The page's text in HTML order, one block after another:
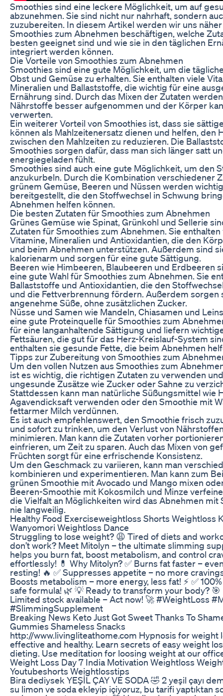
Smoothies sind eine leckere Möglichkeit, um auf
abzunehmen. Sie sind nicht nur nahrhaft, sondern
zuzubereiten. In diesem Artikel werden wir uns
Smoothies zum Abnehmen beschäftigen, welche
besten geeignet sind und wie sie in den täglichen
integriert werden können.
Die Vorteile von Smoothies zum Abnehmen
Smoothies sind eine gute Möglichkeit, um die
Obst und Gemüse zu erhalten. Sie enthalten viele
Mineralien und Ballaststoffe, die wichtig für eine
Ernährung sind. Durch das Mixen der Zutaten
Nährstoffe besser aufgenommen und der Körper
verwerten.
Ein weiterer Vorteil von Smoothies ist, dass sie
können als Mahlzeitenersatz dienen und helfen, den
zwischen den Mahlzeiten zu reduzieren. Die
Smoothies sorgen dafür, dass man sich länger satt
energiegeladen fühlt.
Smoothies sind auch eine gute Möglichkeit, um den
anzukurbeln. Durch die Kombination verschiedener
grünem Gemüse, Beeren und Nüssen werden
bereitgestellt, die den Stoffwechsel in Schwung
Abnehmen helfen können.
Die besten Zutaten für Smoothies zum Abnehmen
Grünes Gemüse wie Spinat, Grünkohl und Sellerie
Zutaten für Smoothies zum Abnehmen. Sie enthalten
Vitamine, Mineralien und Antioxidantien, die den
und beim Abnehmen unterstützen. Außerdem sind
kalorienarm und sorgen für eine gute Sättigung.
Beeren wie Himbeeren, Blaubeeren und Erdbeeren
eine gute Wahl für Smoothies zum Abnehmen. Sie
Ballaststoffe und Antioxidantien, die den
und die Fettverbrennung fördern. Außerdem sorgen
angenehme Süße, ohne zusätzlichen Zucker.
Nüsse und Samen wie Mandeln, Chiasamen und
eine gute Proteinquelle für Smoothies zum
für eine langanhaltende Sättigung und liefern
Fettsäuren, die gut für das Herz-Kreislauf-System
enthalten sie gesunde Fette, die beim Abnehmen
Tipps zur Zubereitung von Smoothies zum
Um den vollen Nutzen aus Smoothies zum
ist es wichtig, die richtigen Zutaten zu verwenden
ungesunde Zusätze wie Zucker oder Sahne zu
Stattdessen kann man natürliche Süßungsmittel wie
Agavendicksaft verwenden oder den Smoothie mit
fettarmer Milch verdünnen.
Es ist auch empfehlenswert, den Smoothie frisch
und sofort zu trinken, um den Verlust von
minimieren. Man kann die Zutaten vorher
einfrieren, um Zeit zu sparen. Auch das Mixen von
Früchten sorgt für eine erfrischende Konsistenz.
Um den Geschmack zu variieren, kann man
kombinieren und experimentieren. Man kann zum
grünen Smoothie mit Avocado und Mango mixen
Beeren-Smoothie mit Kokosmilch und Minze
die Vielfalt an Möglichkeiten wird das Abnehmen mit
nie langweilig.
Healthy Food Exerciseweightloss Shorts Weightloss
Wanyomori Weightloss Dance
Struggling to lose weight? 😩 Tired of diets and
don’t work? Meet Mitolyn – the ultimate slimming
helps you burn fat, boost metabolism, and control
effortlessly! 💊 Why Mitolyn? ✅ Burns fat faster –
resting! 🔥 ✅ Suppresses appetite – no more
Boosts metabolism – more energy, less fat! ⚡ ✅
safe formula! 🌿 💡 Ready to transform your body? 🎯
Limited stock available – Act now! 🚀 #WeightLoss
#SlimmingSupplement
Breaking News Keto Just Got Sweet Thanks To
Gummies Shameless Snacks
http://www.livingliteathome.com Hypnosis for weight
effective and healthy. Learn secrets of easy weight
dieting. Use meditation for loosing weight at our
Weight Loss Day 7 India Motivation Weightloss
Youtubeshorts Weightlosstips
Bira dediysek YEŞİL ÇAY VE SODA 🤣 2 yeşil çayı
su limon ve soda ekleyip içiyoruz, bu tarifi yaptıktan